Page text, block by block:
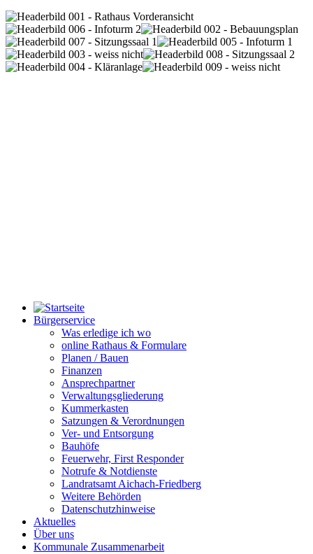
Bürgerservice
Was erledige ich wo
online Rathaus & Formulare
Planen / Bauen
Finanzen
Ansprechpartner
Verwaltungsgliederung
Kummerkasten
Satzungen & Verordnungen
Ver- und Entsorgung
Bauhöfe
Feuerwehr, First Responder
Notrufe & Notdienste
Landratsamt Aichach-Friedberg
Weitere Behörden
Datenschutzhinweise
Aktuelles
Über uns
Kommunale Zusammenarbeit